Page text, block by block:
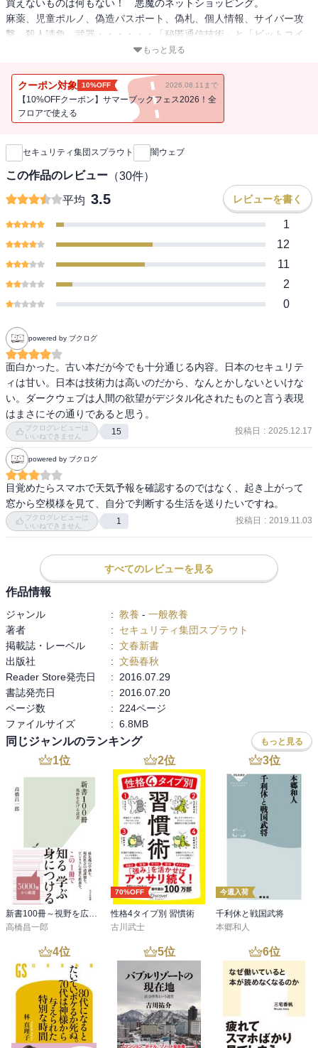
買えないものは何もない！ 悪魔のネットショッピング。
麻薬、児童ポルノ、偽造パスポート、偽札、個人情報、サイバー攻
撃、殺人請負、武器・・・・・・「秘匿通信技術」と「ビットコイ
ン」が生みだしたサイバー空間の深海にうごめく「無法地帯」の驚
底には異様な世界があった。自分の家族や会社を守るための必読
書。
■序 章 現実社会を動かすサイバー空間■
■第1章 サイバー闇市場の実態■
検索エンジンの届かない世界／麻薬の一大取引所／偽造パスポー
ト、偽札、児童ポルノ、殺人請負 など
なる」／流出情報が「成りすまし」に使われる？ など
■第3章 サイバー闇市場へのアクセス■
「ビットコイン」／悪のマーケットプレイス など
■第4章 「Tor」と捜査機関の攻防■
遠隔操作ウイルス事件と日本警察／アメリカの諜報機関も頭を悩ま
す／Torにも弱点がある!? など
■第5章 最大の闇市場「シルクロード」の黒幕逮捕■
史上最悪のサイバー闇市場／8000万ドル荒稼ぎした黒幕「ウルブリ
ヒト」の素顔／取り沙汰された「マウントゴックス」との関係 な
ど
■終 章 終わりなきサイバー犯罪との戦い■
盗まれたFBI長官の個人情報／日本のサイバーセキュリティ体制の現
実／医療ビッグデータのリスク／フィンテックも危ない など
もっと見る
クーポン対象 10%OFF 2026.08.11まで
【10%OFFクーポン】サマーブックフェス2026！全
フロアで使える
新刊通知
セキュリティ集団スプラウト 闇ウェブ
この作品のレビュー （30件）
平均 3.5 レビューを書く
1
12
11
2
0
powered by ブクログ
面白かった。古い本だが今でも十分通じる内容。日本のセキュリテ
ィは甘い。日本は技術力は高いのだから、なんとかしないといけな
い。ダークウェブは人間の欲望がデジタル化されたものと言う表現
はまさにその通りであると思う。
ブクログレビューは
いいねできません
15 投稿日 : 2025.12.17
powered by ブクログ
目覚めたらスマホで天気予報を確認するのではなく、起き上がって
窓から空模様を見て、自分で判断する生活を送りたいですね。
ブクログレビューは
いいねできません
1 投稿日 : 2019.11.03
すべてのレビューを見る
作品情報
ジャンル : 教養 - 一般教養
著者
:
セキュリティ集団スプラウト
掲載誌・レーベル
: 文春新書
出版社
: 文藝春秋
Reader Store発売日
:
2016.07.29
書誌発売日
:
2016.07.20
ページ数
:
224ページ
ファイルサイズ
: 6.8MB
同じジャンルのランキング もっと見る
1位
新書100冊～視野を広げる読書～
高橋昌一郎
2位
70%OFF
性格4タイプ別 習慣術
古川武士
3位
今週入荷
千利休と戦国武将
本郷和人
4位 5位 6位